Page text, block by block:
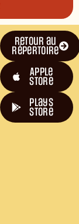
Retour au
répertoire
Apple
Store
plays
store